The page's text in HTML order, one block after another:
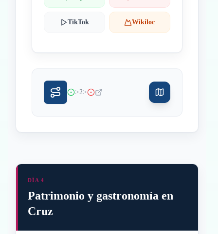
TikTok Wikiloc
>2>
DÍA 4
Patrimonio y gastronomía en
Cruz